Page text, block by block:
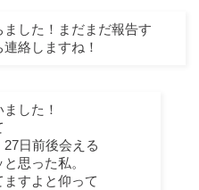
した！まだまだ報告す
絡しますね！
した！
日前後会える
思った私。
すよと仰って